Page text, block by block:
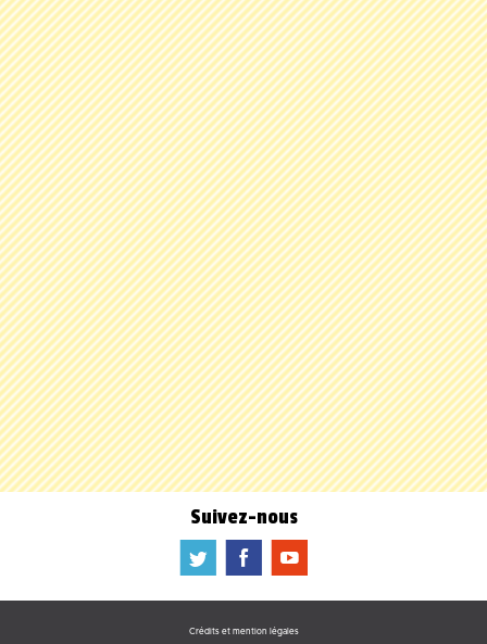
Suivez-nous
a b f
Crédits et mention légales